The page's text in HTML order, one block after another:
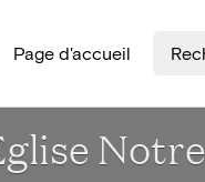
Page d'accueil